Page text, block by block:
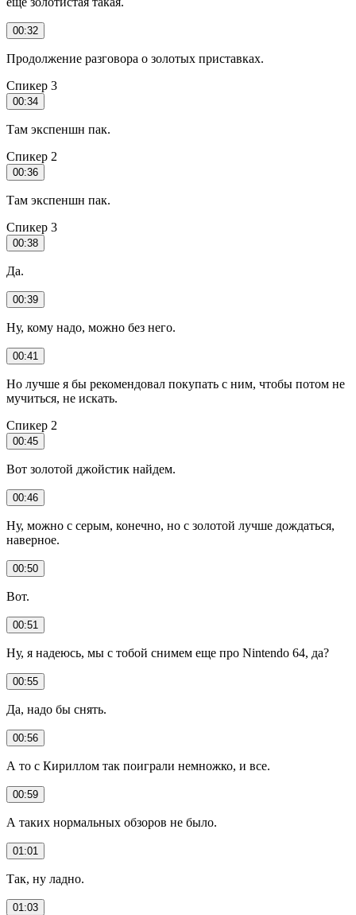
00:32
Продолжение разговора о золотых приставках.
Спикер 3
00:34
Там экспеншн пак.
Спикер 2
00:36
Там экспеншн пак.
Спикер 3
00:38
Да.
00:39
Ну, кому надо, можно без него.
00:41
Но лучше я бы рекомендовал покупать с ним, чтобы потом не
мучиться, не искать.
Спикер 2
00:45
Вот золотой джойстик найдем.
00:46
Ну, можно с серым, конечно, но с золотой лучше дождаться,
наверное.
00:50
Вот.
00:51
Ну, я надеюсь, мы с тобой снимем еще про Nintendo 64, да?
00:55
Да, надо бы снять.
00:56
А то с Кириллом так поиграли немножко, и все.
00:59
А таких нормальных обзоров не было.
01:01
Так, ну ладно.
01:03